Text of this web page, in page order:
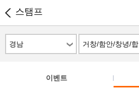
스탬프
경남
거창/함안/창녕/합
천
이벤트